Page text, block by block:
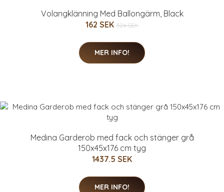
Volangklänning Med Ballongärm, Black
162 SEK 324 SEK
MER INFO!
Medina Garderob med fack och stänger grå
150x45x176 cm tyg
1437.5 SEK
MER INFO!